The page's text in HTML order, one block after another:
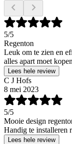
5/5
Regenton
Leuk om te zien en
alles apart moet
Lees hele review
C J Hofs
8 mei 2023
5/5
Mooie design
Handig te installeren
Lees hele review